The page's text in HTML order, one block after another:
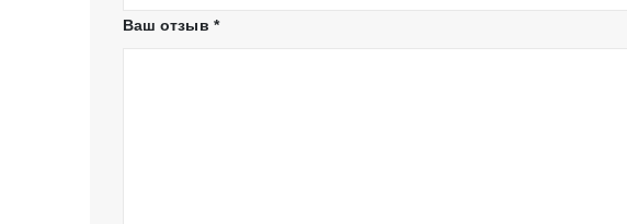
Ваш отзыв *